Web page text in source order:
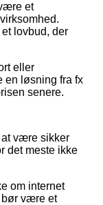
et
lovbud, der
eller
en løsning fra fx
senere.
at være sikker
det meste ikke
om internet
bør være et